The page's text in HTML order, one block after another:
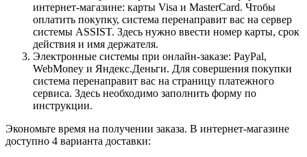
интернет-магазине: карты Visa и MasterCard. Чтобы
оплатить покупку, система перенаправит вас на сервер
системы ASSIST. Здесь нужно ввести номер карты, срок
действия и имя держателя.
Электронные системы при онлайн-заказе: PayPal,
WebMoney и Яндекс.Деньги. Для совершения покупки
система перенаправит вас на страницу платежного
сервиса. Здесь необходимо заполнить форму по
инструкции.
Экономьте время на получении заказа. В интернет-магазине
доступно 4 варианта доставки: